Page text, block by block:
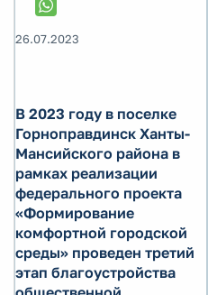
26.07.2023
В 2023 году в поселке
Горноправдинск Ханты-
Мансийского района в
рамках реализации
федерального проекта
«Формирование
комфортной городской
среды» проведен третий
этап благоустройства